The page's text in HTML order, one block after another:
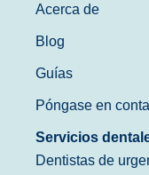
Acerca de
Blog
Guías
Póngase en
Servicios
Dentistas de